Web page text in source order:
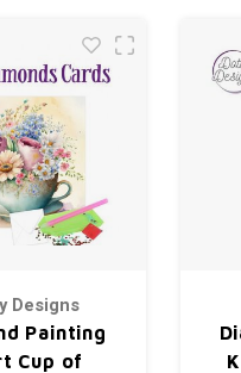
Designs
Painting
Cup of